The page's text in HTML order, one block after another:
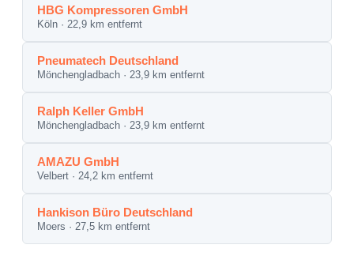
HBG Kompressoren GmbH
Köln · 22,9 km entfernt
Pneumatech Deutschland
Mönchengladbach · 23,9 km entfernt
Ralph Keller GmbH
Mönchengladbach · 23,9 km entfernt
AMAZU GmbH
Velbert · 24,2 km entfernt
Hankison Büro Deutschland
Moers · 27,5 km entfernt